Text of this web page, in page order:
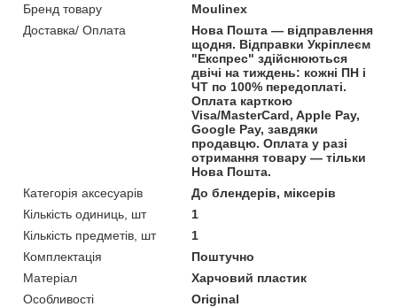
Бренд товару
Moulinex
Доставка/ Оплата
Нова Пошта — відправлення
щодня. Відправки Укріплеєм
"Експрес" здійснюються
двічі на тиждень: кожні ПН і
ЧТ по 100% передоплаті.
Оплата карткою
Visa/MasterCard, Apple Pay,
Google Pay, завдяки
продавцю. Оплата у разі
отримання товару — тільки
Нова Пошта.
Категорія аксесуарів
До блендерів, міксерів
Кількість одиниць, шт
1
Кількість предметів, шт
1
Комплектація
Поштучно
Матеріал
Харчовий пластик
Особливості
Original